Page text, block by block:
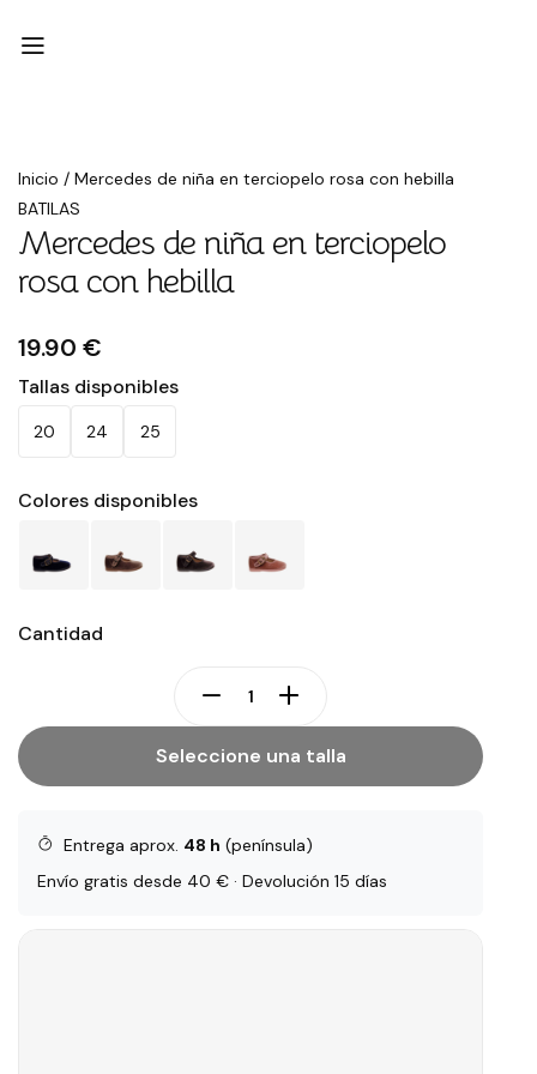
Inicio / Mercedes de niña en terciopelo rosa con hebilla
BATILAS
Mercedes de niña en terciopelo
rosa con hebilla
19.90 €
Tallas disponibles
20 24 25
Colores disponibles
Cantidad
Seleccione una talla
Entrega aprox. 48 h (península)
Envío gratis desde 40 € · Devolución 15 días